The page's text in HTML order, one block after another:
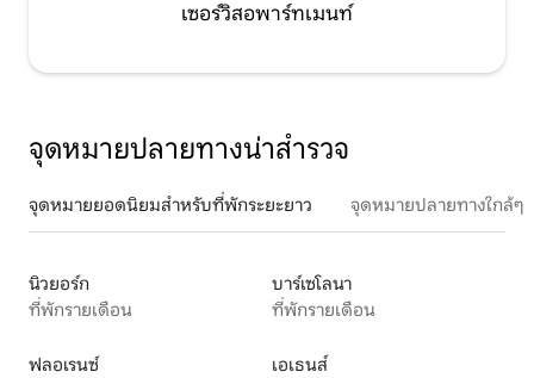
เซอร์วิสอพาร์ทเมนท์
จุดหมายปลายทางน่าสำรวจ
จุดหมายยอดนิยมสำหรับที่พักระยะยาว จุดหมายปลายทางใกล้ๆ
นิวยอร์ก
ที่พักรายเดือน
บาร์เซโลนา
ที่พักรายเดือน
ฟลอเรนซ์
เอเธนส์